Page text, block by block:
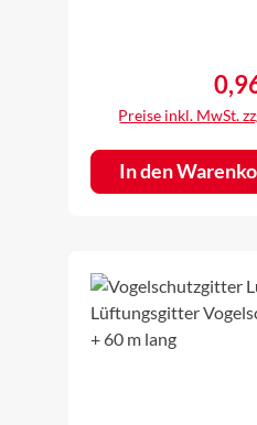
Preise inkl. MwSt.
In den